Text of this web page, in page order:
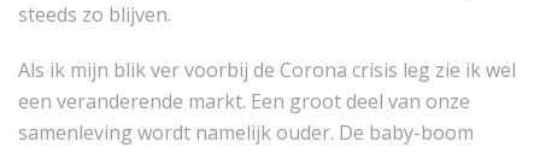
steeds zo blijven.
Als ik mijn blik ver voorbij de Corona crisis leg zie ik wel
een veranderende markt. Een groot deel van onze
samenleving wordt namelijk ouder. De baby-boom